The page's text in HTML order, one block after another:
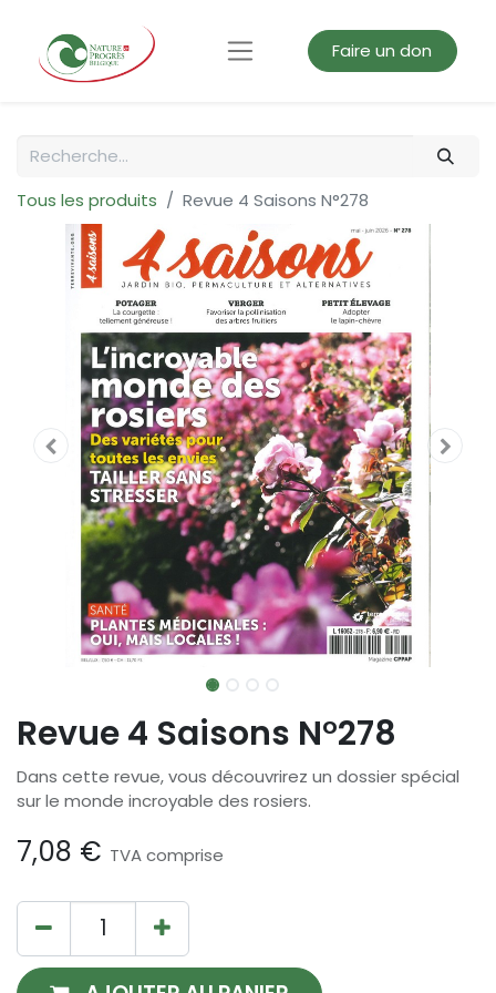
Faire un don
Tous les produits Revue 4 Saisons N°278
Revue 4 Saisons N°278
Dans cette revue, vous découvrirez un dossier spécial
sur le monde incroyable des rosiers.
7,08 € TVA comprise